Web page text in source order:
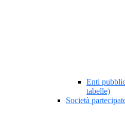
Enti
tabelle)
Società